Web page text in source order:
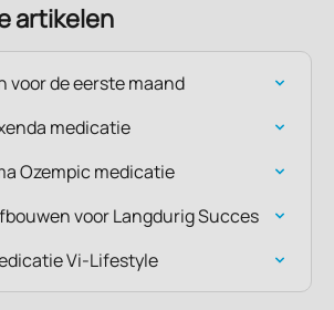
artikelen
voor de eerste maand
medicatie
Ozempic medicatie
voor Langdurig Succes
Vi-Lifestyle